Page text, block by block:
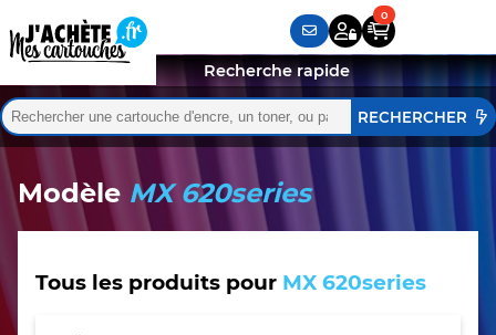
Rechercher :
Quand les résultats de l'auto-complétion sont
Recherche rapide
Modèle MX 620series
Tous les produits pour MX 620series